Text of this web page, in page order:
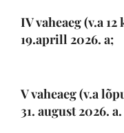
IV vaheaeg (v.a
19.aprill 2026. a;
V vaheaeg (v.a
31. august 2026. a.